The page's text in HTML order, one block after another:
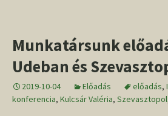
Munkatársunk
Udeban és
2019-10-04 Előadás előadás,
konferencia, Kulcsár Valéria, Szevasztopol